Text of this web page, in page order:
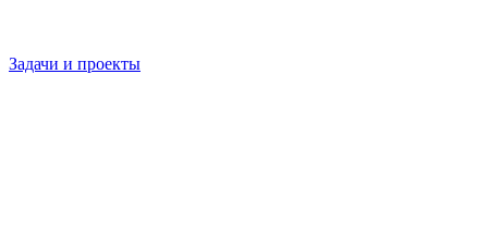
Задачи и проекты